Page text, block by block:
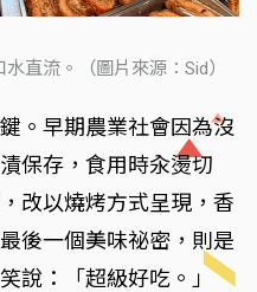
直流。（圖片來源：Sid）
。早期農業社會因為沒
保存，食用時汆燙切
改以燒烤方式呈現，香
後一個美味祕密，則是
說：「超級好吃。」